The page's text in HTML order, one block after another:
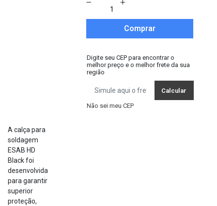
Comprar
Digite seu CEP para encontrar o
melhor preço e o melhor frete da sua
região
Calcular
Não sei meu CEP
A calça para
soldagem
ESAB HD
Black foi
desenvolvida
para garantir
superior
proteção,